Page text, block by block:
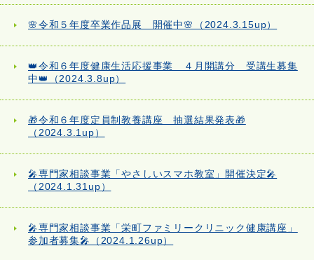
🌸令和５年度卒業作品展 開催中🌸（2024.3.15up）
👑令和６年度健康生活応援事業 ４月開講分 受講生募集
中👑（2024.3.8up）
🎁令和６年度定員制教養講座 抽選結果発表🎁
（2024.3.1up）
🎤専門家相談事業「やさしいスマホ教室」開催決定🎤
（2024.1.31up）
🎤専門家相談事業「栄町ファミリークリニック健康講座」
参加者募集🎤（2024.1.26up）